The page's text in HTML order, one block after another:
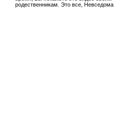
родественникам. Это все, Невседома.